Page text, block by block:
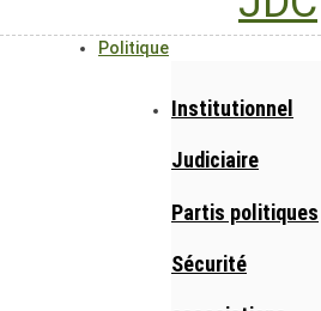
Politique
Institutionnel
Judiciaire
Partis politiques
Sécurité